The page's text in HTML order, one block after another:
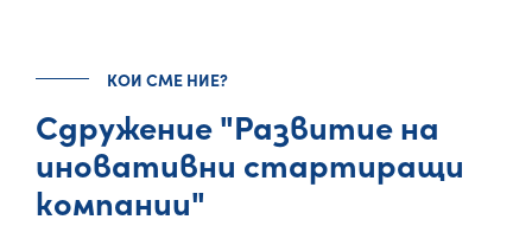
КОИ СМЕ НИЕ?
Сдружение "Развитие на
иновативни стартиращи
компании"